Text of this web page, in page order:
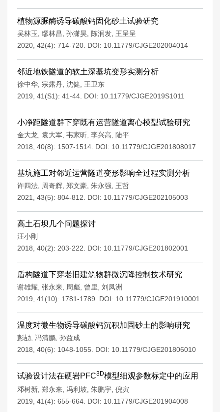
植物源脲酶诱导碳酸钙固化砂土试验研究
吴林玉 缪林昌 孙潇昊 陈润发 王呈呈
2020, 42(4): 714-720. DOI: 10.11779/CJGE202004014
邻近地铁隧道的软土深基坑变形实测分析
徐中华 宗露丹 沈健
王卫东
2019, 41(S1): 41-44. DOI: 10.11779/CJGE2019S1011
小净距隧道群下穿既有运营隧道离心模型试验研究
金大龙 袁大军 韦家昕 李兴高
陆平
2018, 40(8): 1507-1514. DOI: 10.11779/CJGE201808017
基坑施工对邻近运营隧道变形影响全过程实测分析
许四法 周奇辉 郑文豪 朱永强
王哲
2021, 43(5): 804-812.
DOI: 10.11779/CJGE202105003
高土石坝几个问题探讨
汪小刚
2018, 40(2): 203-222.
DOI: 10.11779/CJGE201802001
盾构隧道下穿老旧建筑物群微沉降控制技术研究
谢雄耀 张永来 周彪 曾里
刘凤洲
2019, 41(10): 1781-1789.
DOI: 10.11779/CJGE201910001
温度对微生物诱导碳酸钙沉积加固砂土的影响研究
彭劼 冯清鹏 孙益成
2018, 40(6): 1048-1055.
DOI: 10.11779/CJGE201806010
试验设计法在硬岩PFC3D模型细观参数标定中的应用
邓树新 郑永来 冯利坡 朱鹏宇 倪寅
2019, 41(4): 655-664. DOI: 10.11779/CJGE201904008